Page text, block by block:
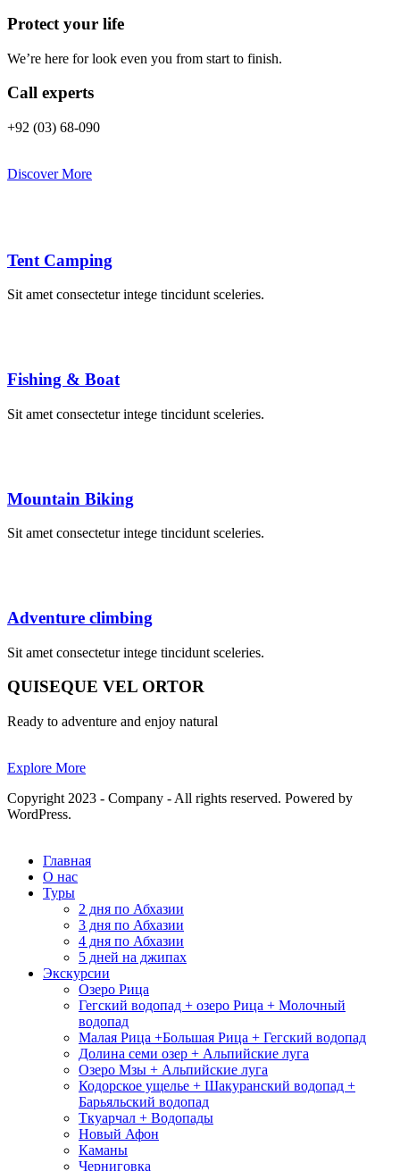
Protect your life
We’re here for look even you from start to finish.
Call experts
+92 (03) 68-090
Discover More
Tent Camping
Sit amet consectetur intege tincidunt sceleries.
Fishing & Boat
Sit amet consectetur intege tincidunt sceleries.
Mountain Biking
Sit amet consectetur intege tincidunt sceleries.
Adventure climbing
Sit amet consectetur intege tincidunt sceleries.
QUISEQUE VEL ORTOR
Ready to adventure and enjoy natural
Explore More
Copyright 2023 - Company - All rights reserved. Powered by
WordPress.
Главная
О нас
Туры
2 дня по Абхазии
3 дня по Абхазии
4 дня по Абхазии
5 дней на джипах
Экскурсии
Озеро Рица
Гегский водопад + озеро Рица + Молочный
водопад
Малая Рица +Большая Рица + Гегский водопад
Долина семи озер + Альпийские луга
Озеро Мзы + Альпийские луга
Кодорское ущелье + Шакуранский водопад +
Барьяльский водопад
Ткуарчал + Водопады
Новый Афон
Каманы
Черниговка